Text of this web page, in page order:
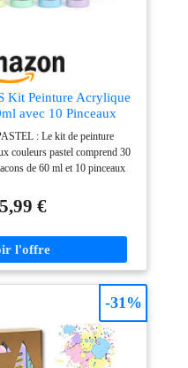
Kit Peinture Acrylique
avec 10 Pinceaux
: Le kit de peinture
couleurs pastel comprend 30
de 60 ml et 10 pinceaux
artistiques charmants et
appliqués sur des fonds
texture crémeuse et lisse, et est
de nouvelles couleurs. La
de peinture pour les artistes
USAGES : La peinture
et sèche rapidement,
adaptée à la peinture
comme la toile, les pierres,
€
-31%